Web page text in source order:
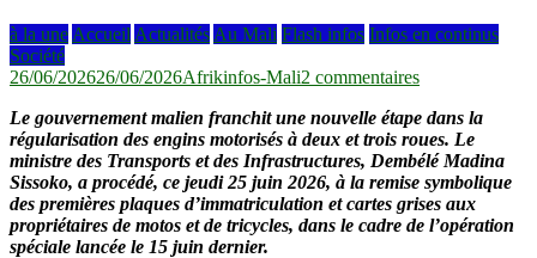
à la une Accueil Actualités Au Mali Flash infos Infos en continus
Société
26/06/202626/06/2026Afrikinfos-Mali2 commentairessur
:
les
premières
plaques
remises
Le gouvernement malien franchit une nouvelle étape dans la
régularisation des engins motorisés à deux et trois roues. Le
ministre des Transports et des Infrastructures, Dembélé Madina
Sissoko, a procédé, ce jeudi 25 juin 2026, à la remise symbolique
des premières plaques d’immatriculation et cartes grises aux
propriétaires de motos et de tricycles, dans le cadre de l’opération
spéciale lancée le 15 juin dernier.